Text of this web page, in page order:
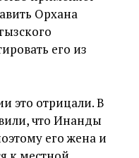
Орхана
его из
это отрицали. В
что Инанды
его жена и